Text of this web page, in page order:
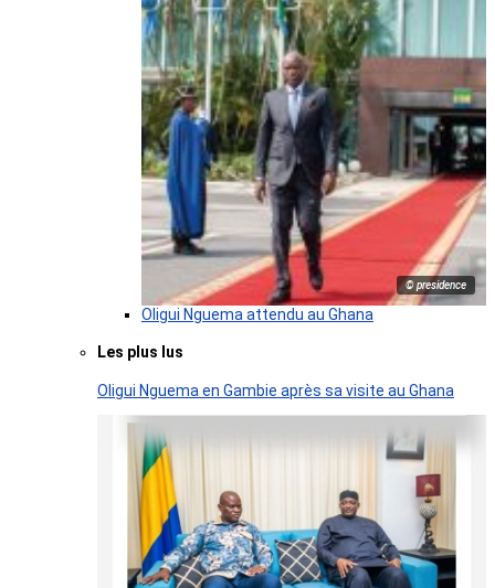
© presidence
Oligui Nguema attendu au Ghana
Les plus lus
Oligui Nguema en Gambie après sa visite au Ghana